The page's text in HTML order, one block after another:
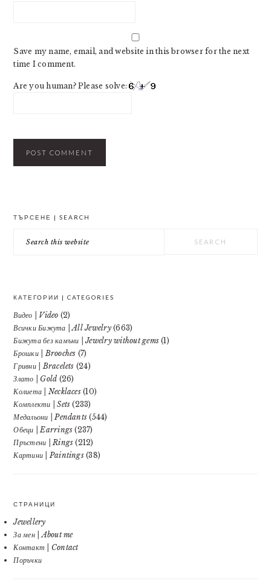
Save my name, email, and website in this browser for the next
time I comment.
Are you human? Please solve:
ТЪРСЕНЕ | SEARCH
this
КАТЕГОРИИ | CATEGORIES
Видео | Video (2)
Всички Бижута | All Jewelry(663)
Бижута без камъни | Jewelry without gems (1)
Брошки | Brooches (7)
Гривни | Bracelets (24)
Злато | Gold (26)
Колиета | Necklaces(10)
Комплекти | Sets (233)
Медальони | Pendants (544)
Обеци | Earrings (237)
Пръстени | Rings (212)
Картини | Paintings(38)
СТРАНИЦИ
Jewellery
За мен | About me
Контакт | Contact
Поръчки